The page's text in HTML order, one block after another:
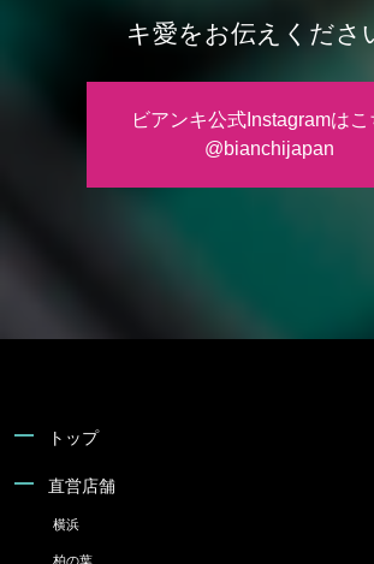
キ愛をお伝えくださ
ビアンキ公式Instagramはこ
@bianchijapan
トップ
直営店舗
横浜
柏の葉